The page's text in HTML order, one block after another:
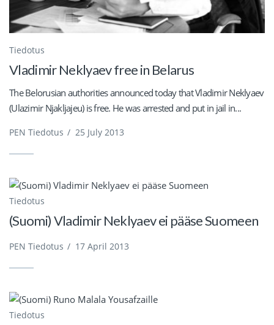
Tiedotus
Vladimir Neklyaev free in Belarus
The Belorusian authorities announced today that Vladimir Neklyaev
(Ulazimir Njakljajeu) is free. He was arrested and put in jail in...
PEN Tiedotus / 25 July 2013
Tiedotus
(Suomi) Vladimir Neklyaev ei pääse Suomeen
PEN Tiedotus / 17 April 2013
Tiedotus